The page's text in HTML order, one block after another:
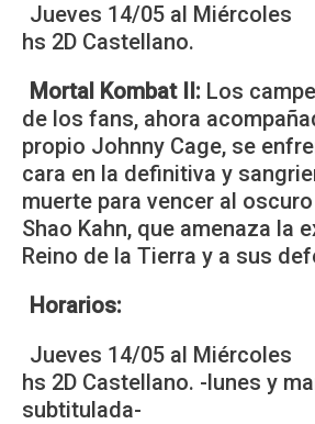
Jueves 14/05 al
hs 2D Castellano.
Mortal Kombat II: Los
de los fans, ahora
propio Johnny Cage, se
cara en la definitiva y
muerte para vencer al
Shao Kahn, que amenaza la
Reino de la Tierra y a sus
Horarios:
Jueves 14/05 al
hs 2D Castellano. -lunes y
subtitulada-